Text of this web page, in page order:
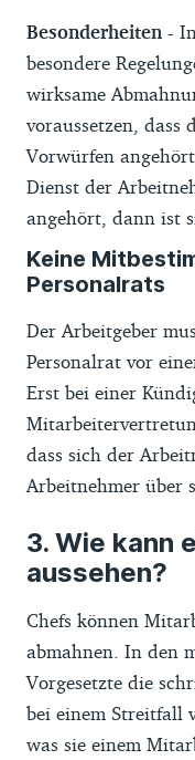
Besonderheiten -
besondere
wirksame
voraussetzen, dass
Vorwürfen
Dienst der
angehört, dann ist
Keine
Personalrats
Der Arbeitgeber
Personalrat vor
Erst bei einer
dass sich der
Arbeitnehmer über
Wie kann
aussehen?
Chefs können
abmahnen. In den
Vorgesetzte die
bei einem Streitfall
was sie einem